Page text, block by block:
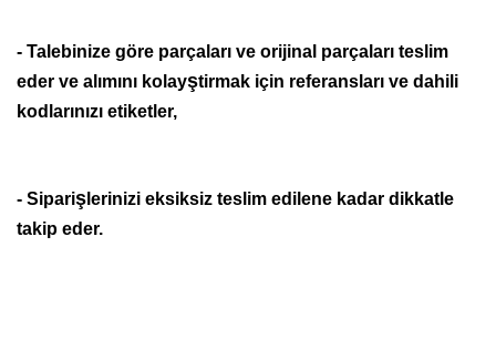
- Talebinize göre parçaları ve orijinal parçaları teslim
eder ve alımını kolayştirmak için referansları ve dahili
kodlarınızı etiketler,
- Sipariş lerinizi eksiksiz teslim edilene kadar dikkatle
takip eder.